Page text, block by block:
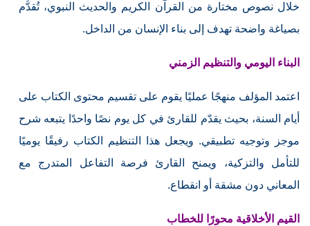
خلال نصوص مختارة من القرآن الكريم والحديث النبوي، تُقدَّم
بصياغة واضحة تهدف إلى بناء الإنسان من الداخل.
البناء اليومي والتنظيم الزمني
اعتمد المؤلف منهجًا عمليًا يقوم على تقسيم محتوى الكتاب على
أيام السنة، بحيث يقدّم للقارئ في كل يوم نصًا واحدًا يتبعه شرح
موجز وتوجيه تطبيقي. ويجعل هذا التنظيم الكتاب رفيقًا يوميًا
للتأمل والتزكية، ويمنح القارئ فرصة التفاعل المتدرج مع
المعاني دون مشقة أو انقطاع.
القيم الأخلاقية محورًا للخطاب